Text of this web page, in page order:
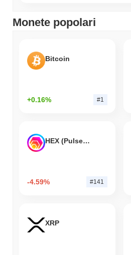
Monete popolari
Bitcoin
+0.16% #1
HEX (Pulsechain)
-4.59% #141
XRP